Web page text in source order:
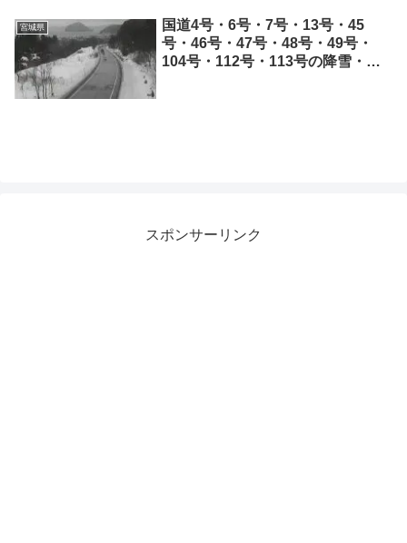
宮城県
国道4号・6号・7号・13号・45
号・46号・47号・48号・49号・
104号・112号・113号の降雪・路
スポンサーリンク